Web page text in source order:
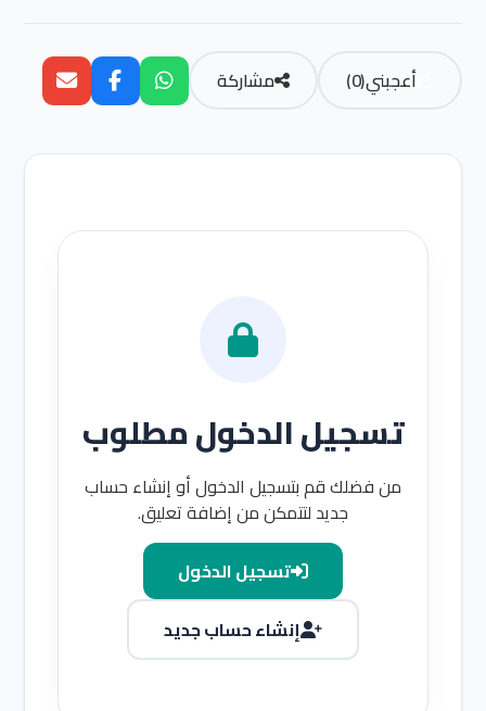
أعجبني(
0
) مشاركة
تسجيل الدخول مطلوب
من فضلك قم بتسجيل الدخول أو إنشاء حساب
جديد لتتمكن من إضافة تعليق.
تسجيل الدخول
إنشاء حساب جديد